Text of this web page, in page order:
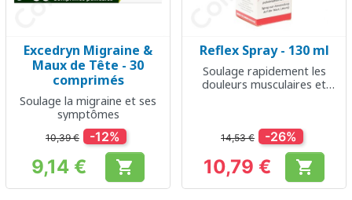
Excedryn Migraine &
Maux de Tête - 30
comprimés
Soulage la migraine et ses
symptômes
10,39 € -12%
Prix
9,14 € 
Reflex Spray - 130 ml
Soulage rapidement les
douleurs musculaires et
14,53 € -26%
Prix
10,79 € 